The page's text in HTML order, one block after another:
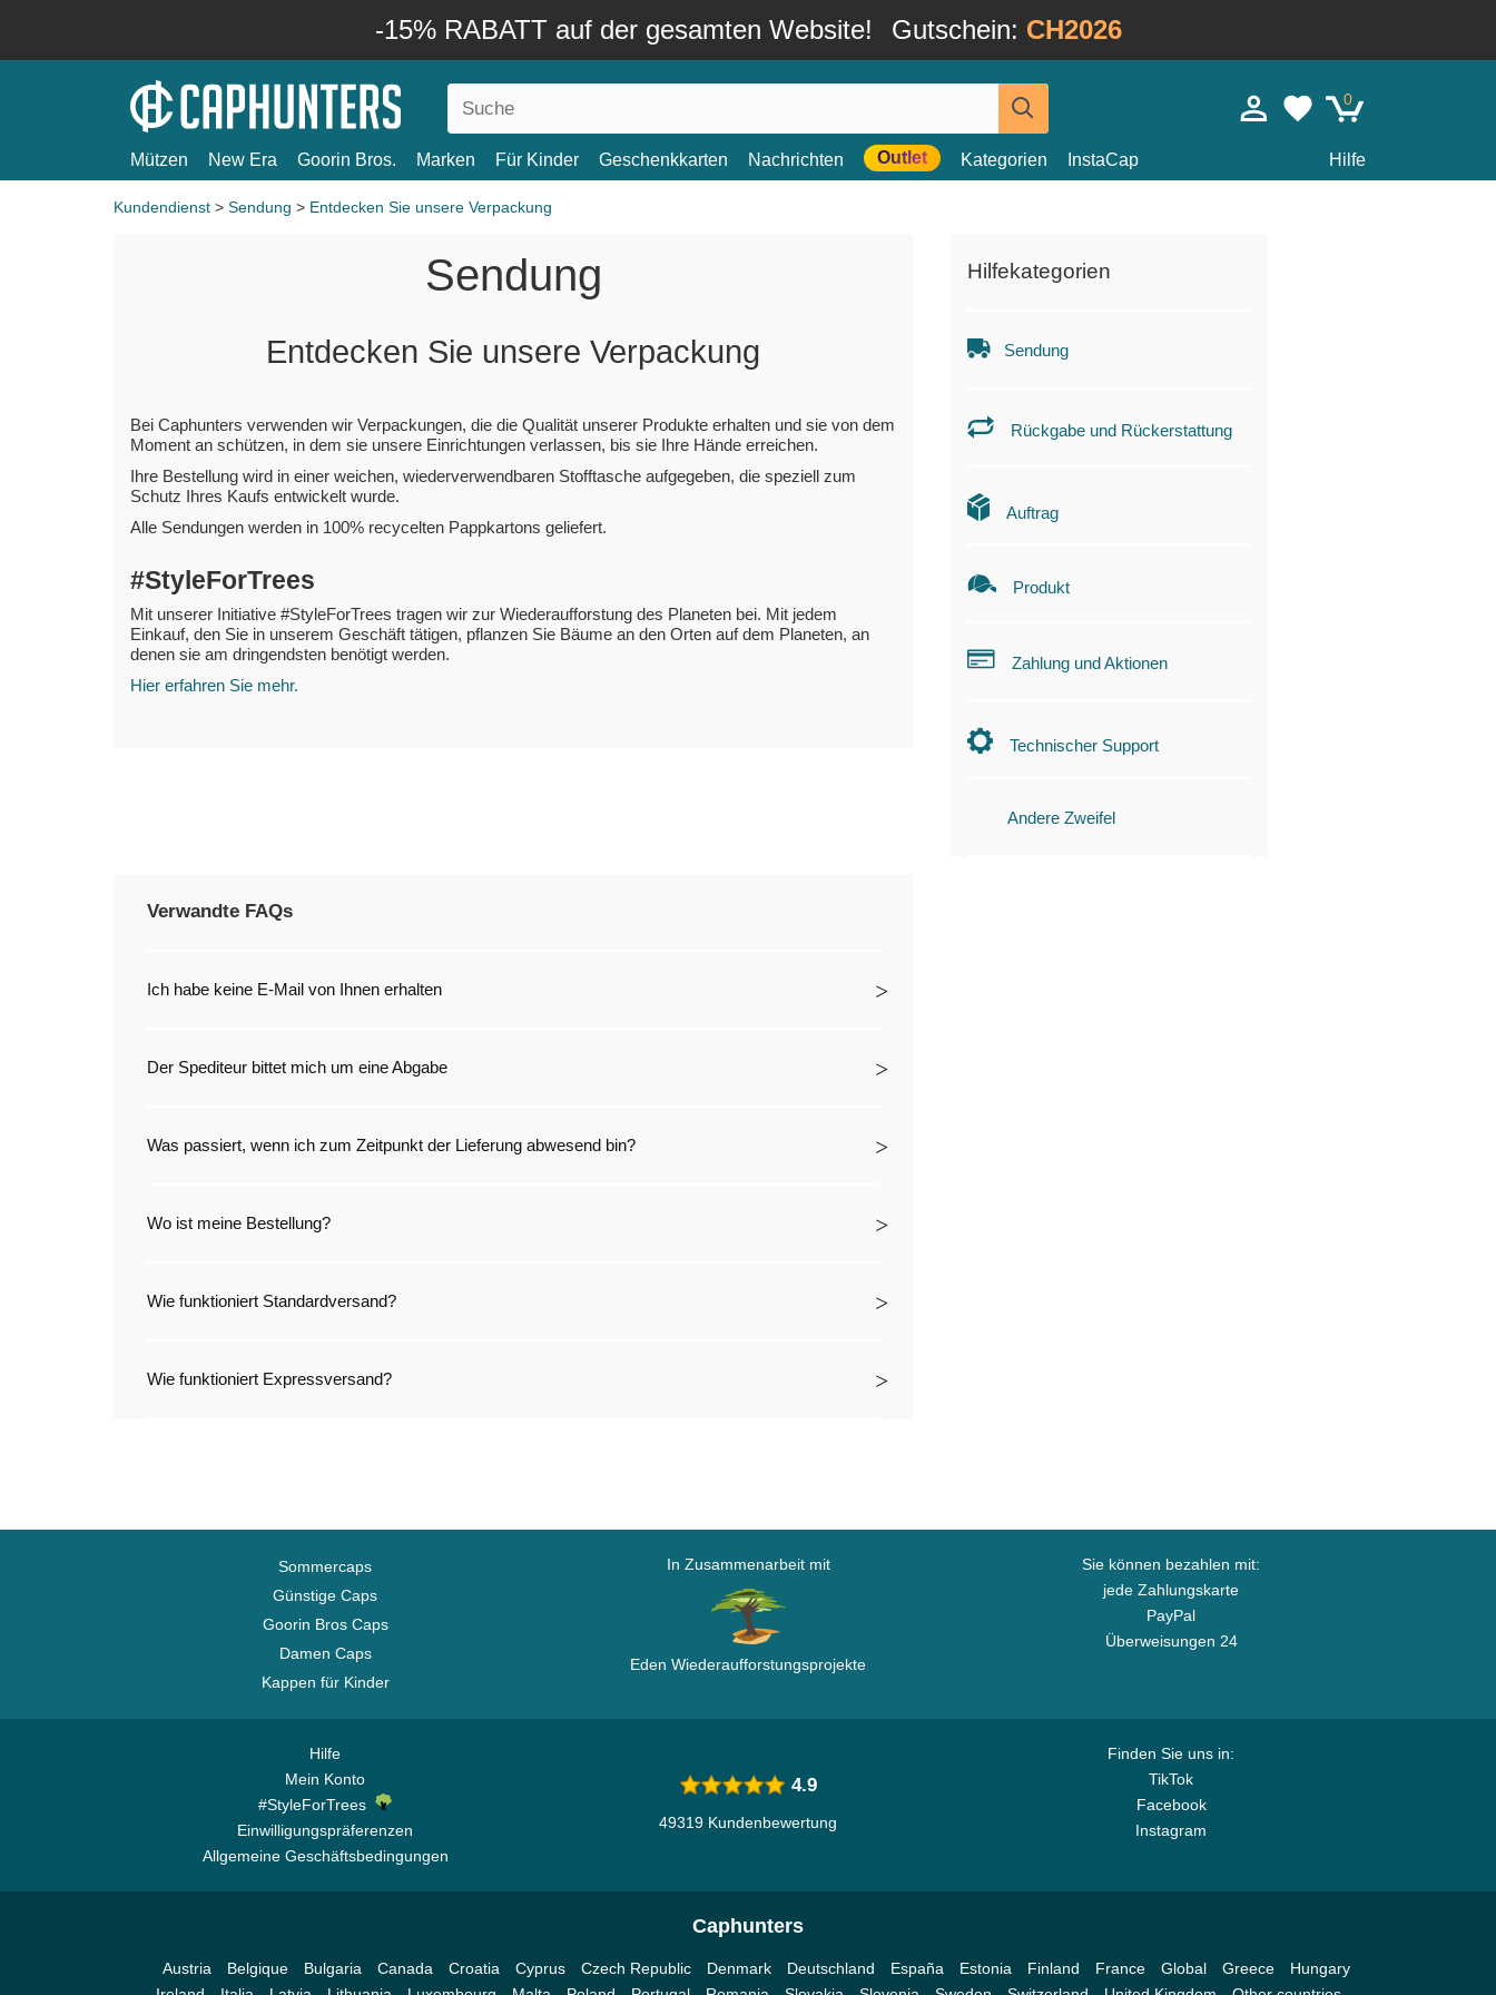
-15% RABATT auf der gesamten Website! Gutschein: CH2026
0
Mützen New Era Goorin Bros. Marken Für Kinder Geschenkkarten Nachrichten Outlet Kategorien InstaCap Hilfe
Kundendienst > Sendung > Entdecken Sie unsere Verpackung
Sendung
Entdecken Sie unsere Verpackung
Bei Caphunters verwenden wir Verpackungen, die die Qualität unserer Produkte erhalten und sie von dem
Moment an schützen, in dem sie unsere Einrichtungen verlassen, bis sie Ihre Hände erreichen.
Ihre Bestellung wird in einer weichen, wiederverwendbaren Stofftasche aufgegeben, die speziell zum
Schutz Ihres Kaufs entwickelt wurde.
Alle Sendungen werden in 100% recycelten Pappkartons geliefert.
#StyleForTrees
Mit unserer Initiative #StyleForTrees tragen wir zur Wiederaufforstung des Planeten bei. Mit jedem
Einkauf, den Sie in unserem Geschäft tätigen, pflanzen Sie Bäume an den Orten auf dem Planeten, an
denen sie am dringendsten benötigt werden.
Hier erfahren Sie mehr.
Hilfekategorien
Sendung
Rückgabe und Rückerstattung
Auftrag
Produkt
Zahlung und Aktionen
Technischer Support
Andere Zweifel
Verwandte FAQs
Ich habe keine E-Mail von Ihnen erhalten
Der Spediteur bittet mich um eine Abgabe
Was passiert, wenn ich zum Zeitpunkt der Lieferung abwesend bin?
Wo ist meine Bestellung?
Wie funktioniert Standardversand?
Wie funktioniert Expressversand?
Sommercaps
Günstige Caps
Goorin Bros Caps
Damen Caps
Kappen für Kinder
In Zusammenarbeit mit
Eden Wiederaufforstungsprojekte
Sie können bezahlen mit:
jede Zahlungskarte
PayPal
Überweisungen 24
Hilfe
Mein Konto
#StyleForTrees
Einwilligungspräferenzen
Allgemeine Geschäftsbedingungen
Finden Sie uns in:
TikTok
Facebook
Instagram
4.9
49319 Kundenbewertung
Caphunters
Austria Belgique Bulgaria Canada Croatia Cyprus Czech Republic Denmark Deutschland España Estonia Finland France Global Greece
Hungary